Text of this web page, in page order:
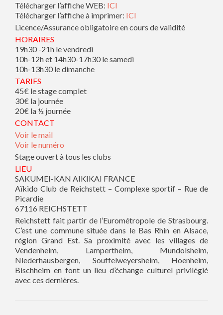
Télécharger l’affiche WEB: ICI
Télécharger l’affiche à imprimer: ICI
Licence/Assurance obligatoire en cours de validité
HORAIRES
19h30 -21h le vendredi
10h-12h et 14h30-17h30 le samedi
10h-13h30 le dimanche
TARIFS
45€ le stage complet
30€ la journée
20€ la ½ journée
CONTACT
Voir le mail
Voir le numéro
Stage ouvert à tous les clubs
LIEU
SAKUMEI-KAN AIKIKAI FRANCE
Aïkido Club de Reichstett – Complexe sportif – Rue de
Picardie
67116 REICHSTETT
Reichstett fait partir de l’Eurométropole de Strasbourg.
C’est une commune située dans le Bas Rhin en Alsace,
région Grand Est. Sa proximité avec les villages de
Vendenheim, Lampertheim, Mundolsheim,
Niederhausbergen, Souffelweyersheim, Hoenheim,
Bischheim en font un lieu d’échange culturel privilégié
avec ces dernières.